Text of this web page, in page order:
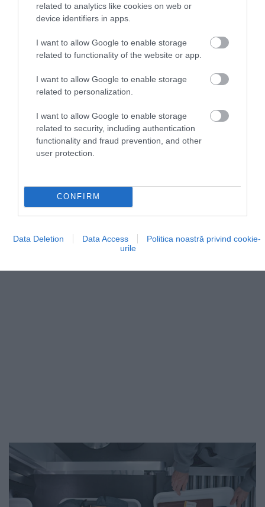
related to analytics like cookies on web or
device identifiers in apps.
I want to allow Google to enable storage
related to functionality of the website or app.
I want to allow Google to enable storage
related to personalization.
I want to allow Google to enable storage
related to security, including authentication
functionality and fraud prevention, and other
user protection.
CONFIRM
Data Deletion Data Access
Politica noastră privind cookie-
urile
Mulți pasageri au auzit deja, înainte de decolare, că